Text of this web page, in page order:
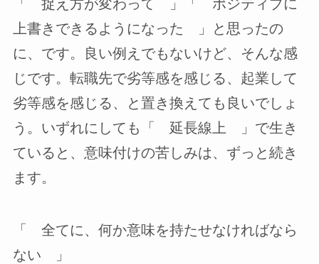
「 捉え方が変わって 」「 ポジティブに
上書きできるようになった 」と思ったの
に、です。良い例えでもないけど、そんな感
じです。転職先で劣等感を感じる、起業して
劣等感を感じる、と置き換えても良いでしょ
う。いずれにしても「 延長線上 」で生き
ていると、意味付けの苦しみは、ずっと続き
ます。
「 全てに、何か意味を持たせなければなら
ない 」